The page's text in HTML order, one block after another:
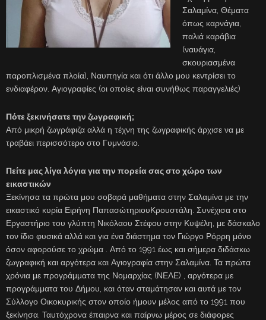
Σαλαμίνα, Θέματα
όπως καρνάγια,
παλιά καράβια
(ναυάγια,
σκουριασμένα
παροπλισμένα πλοία), Ναυπηγία και ότι άλλο μου κεντρίσει το
ενδιαφέρον. Αγιογραφίες (οι οποίες είναι συνήθως παραγγελιές)
Πότε ξεκινήσατε την ζωγραφική;
Από μικρή ζωγράφιζα αλλά η τέχνη της ζωγραφικής άρχισε να με
τραβάει περισσότερο στο Γυμνάσιο.
Πείτε μας λίγα λόγια για την πορεία σας στο χώρο των
εικαστικών
Ξεκίνησα τα πρώτα μου σοβαρά μαθήματα στην Σαλαμίνα με την
εικαστικό κυρία Ειρήνη ΠαπασώτηριουΚρουστάλη. Συνέχισα στο
Εργαστήριο του γλύπτη Νικόλαου Στέφου στην Κυψέλη, με δάσκαλο
τον ίδιο φυσικά αλλά και για ένα διάστημα τον Γιώργο Ρόρρη μόνο
όσον αφορούσε το χρώμα . Από το 1991 έως και σήμερα διδάσκω
ζωγραφική και αργότερα και Αγιογραφία στην Σαλαμίνα. Τα πρώτα
χρόνια με προγράμματα της Νομαρχίας (ΝΕΛΕ) , αργότερα με
προγράμματα του Δήμου, και όταν σταμάτησαν και αυτά με τον
Σύλλογο Οικοκυρικής στον οποίο ήμουν μέλος από το 1991 που
ξεκίνησα. Ταυτόχρονα έπαιρνα και παίρνω μέρος σε διάφορες